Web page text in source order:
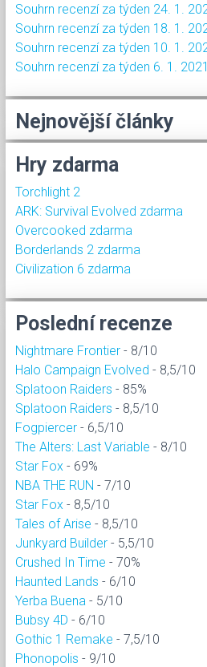
Souhrn recenzí za týden 24. 1.
Souhrn recenzí za týden 18. 1.
Souhrn recenzí za týden 10. 1.
Souhrn recenzí za týden 6. 1. 2021
Nejnovější články
Hry zdarma
Torchlight 2
ARK: Survival Evolved zdarma
Overcooked zdarma
Borderlands 2 zdarma
Civilization 6 zdarma
Poslední recenze
Nightmare Frontier - 8/10
Halo Campaign Evolved - 8,5/10
Splatoon Raiders - 85%
Splatoon Raiders - 8,5/10
Fogpiercer - 6,5/10
The Alters: Last Variable - 8/10
Star Fox - 69%
NBA THE RUN - 7/10
Star Fox - 8,5/10
Tales of Arise - 8,5/10
Junkyard Builder - 5,5/10
Crushed In Time - 70%
Haunted Lands - 6/10
Yerba Buena - 5/10
Bubsy 4D - 6/10
Gothic 1 Remake - 7,5/10
Phonopolis - 9/10